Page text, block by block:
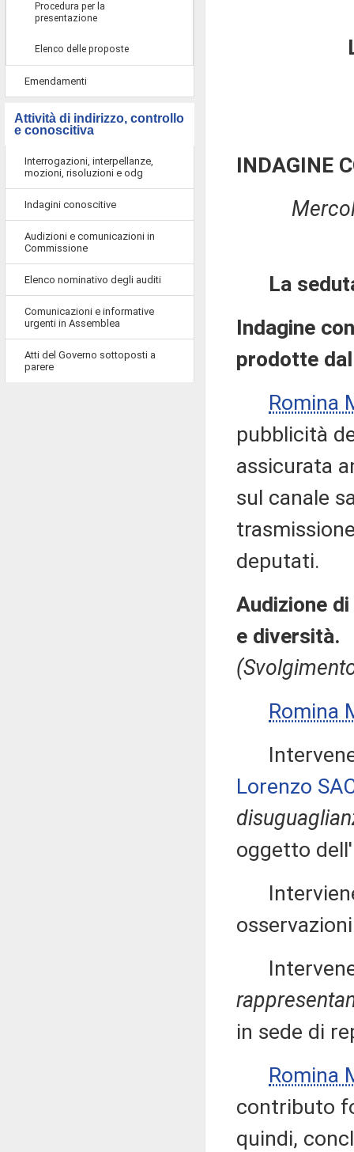
Procedura per la
presentazione
Elenco delle proposte
Emendamenti
Attività di indirizzo, controllo
e conoscitiva
Interrogazioni, interpellanze,
mozioni, risoluzioni e odg
Indagini conoscitive
Audizioni e comunicazioni in
Commissione
Elenco nominativo degli auditi
Comunicazioni e informative
urgenti in Assemblea
Atti del Governo sottoposti a
parere
INDAGINE
La
Indagine
prodotte
Romina
pubblicità
assicurata
sul canale
deputati.
Audizione
e diversità.
Romina
Lorenzo
oggetto
in sede di
Romina
contributo
quindi,